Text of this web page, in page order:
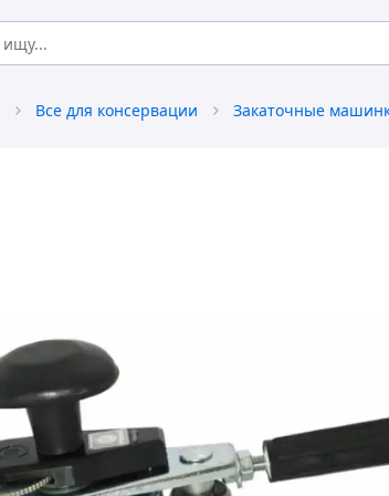
Все для консервации Закаточные